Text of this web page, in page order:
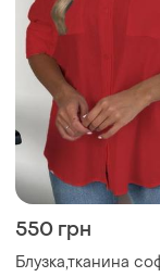
550 грн
Блузка,тканина